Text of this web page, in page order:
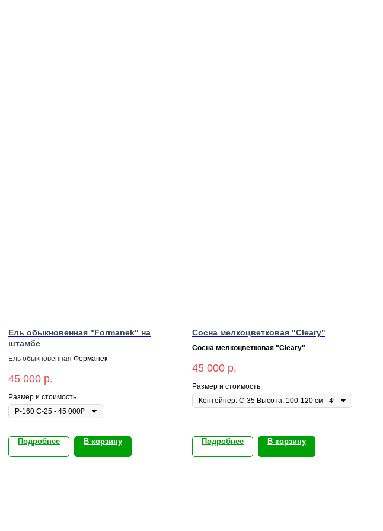
Ель обыкновенная "Formanek" на
штамбе
Ель обыкновенная Форманек
45 000 р.
Размер и стоимость
Подробнее В корзину
Сосна мелкоцветковая "Сleary"
Сосна мелкоцветковая "Cleary"
100-120 см
45 000 р.
Размер и стоимость
Подробнее В корзину